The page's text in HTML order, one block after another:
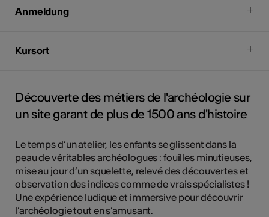
Anmeldung
Kursort
Découverte des métiers de l'archéologie sur
un site garant de plus de 1500 ans d'histoire
Le temps d’un atelier, les enfants se glissent dans la
peau de véritables archéologues : fouilles minutieuses,
mise au jour d’un squelette, relevé des découvertes et
observation des indices comme de vrais spécialistes !
Une expérience ludique et immersive pour découvrir
l’archéologie tout en s’amusant.